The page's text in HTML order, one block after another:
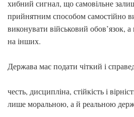
хибний сигнал, що самовільне
прийнятним способом самостійно
виконувати військовий обов’язок,
на інших.
Держава має подати чіткий і
честь, дисципліна, стійкість і
лише моральною, а й реальною